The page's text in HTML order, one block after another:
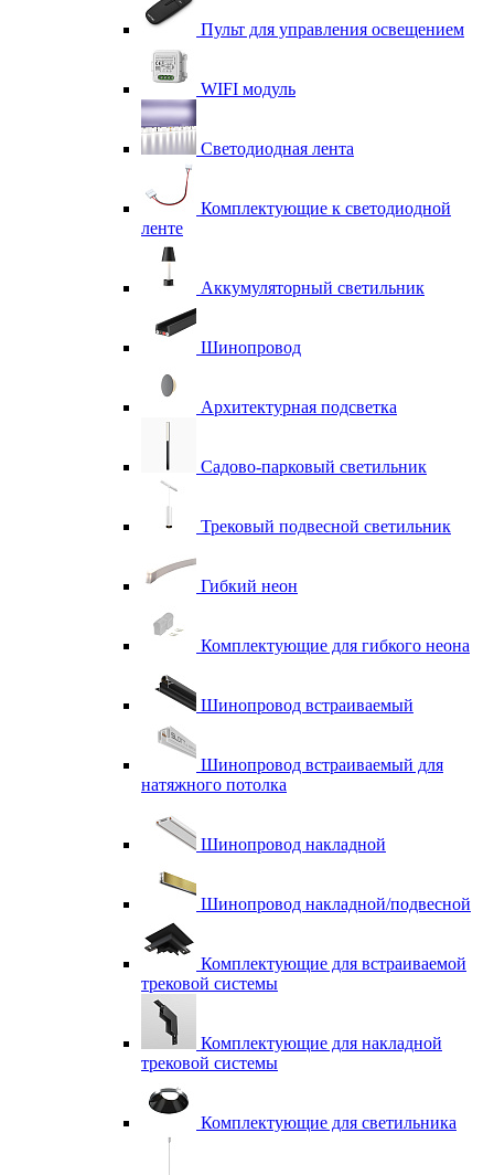
Пульт для управления освещением
WIFI модуль
Светодиодная лента
Комплектующие к светодиодной
ленте
Аккумуляторный светильник
Шинопровод
Архитектурная подсветка
Садово-парковый светильник
Трековый подвесной светильник
Гибкий неон
Комплектующие для гибкого неона
Шинопровод встраиваемый
Шинопровод встраиваемый для
натяжного потолка
Шинопровод накладной
Шинопровод накладной/подвесной
Комплектующие для встраиваемой
трековой системы
Комплектующие для накладной
трековой системы
Комплектующие для светильника